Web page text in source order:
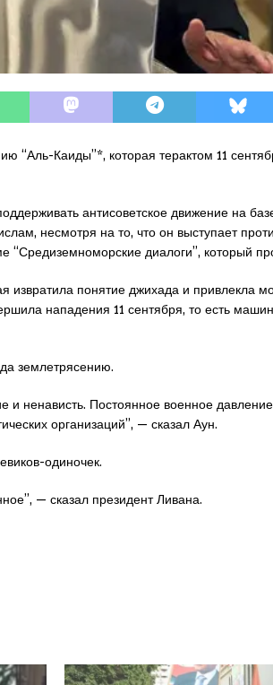
“Аль-Каиды”*, которая терактом 11
антисоветское движение на
несмотря на то, что он выступает
“Средиземноморские диалоги”, который
извратила понятие джихада и привлекла
нападения 11 сентября, то есть
землетрясению.
ненависть. Постоянное военное
организаций”, — сказал Аун.
одиночек.
— сказал президент Ливана.